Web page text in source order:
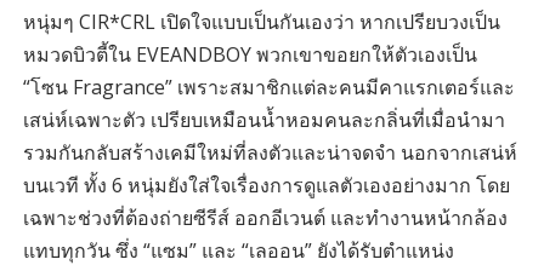
หนุ่มๆ CIR*CRL เปิดใจแบบเป็นกันเองว่า หากเปรียบวงเป็น
หมวดบิวตี้ใน EVEANDBOY พวกเขาขอยกให้ตัวเองเป็น
“โซน Fragrance” เพราะสมาชิกแต่ละคนมีคาแรกเตอร์และ
เสน่ห์เฉพาะตัว เปรียบเหมือนน้ำหอมคนละกลิ่นที่เมื่อนำมา
รวมกันกลับสร้างเคมีใหม่ที่ลงตัวและน่าจดจำ นอกจากเสน่ห์
บนเวที ทั้ง 6 หนุ่มยังใส่ใจเรื่องการดูแลตัวเองอย่างมาก โดย
เฉพาะช่วงที่ต้องถ่ายซีรีส์ ออกอีเวนต์ และทำงานหน้ากล้อง
แทบทุกวัน ซึ่ง “แซม” และ “เลออน” ยังได้รับตำแหน่ง